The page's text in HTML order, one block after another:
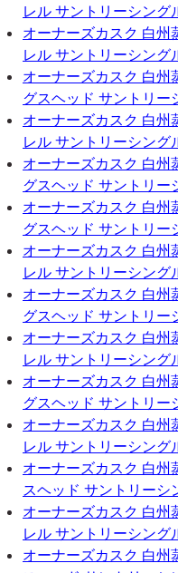
レル サントリーシング
オーナーズカスク 白州
レル サントリーシング
オーナーズカスク 白州
グスヘッド サントリー
オーナーズカスク 白州
レル サントリーシング
オーナーズカスク 白州
グスヘッド サントリー
オーナーズカスク 白州
グスヘッド サントリー
オーナーズカスク 白州
レル サントリーシング
オーナーズカスク 白州
グスヘッド サントリー
オーナーズカスク 白州
レル サントリーシング
オーナーズカスク 白州
グスヘッド サントリー
オーナーズカスク 白州
レル サントリーシング
オーナーズカスク 白州
スヘッド サントリーシ
オーナーズカスク 白州
レル サントリーシング
オーナーズカスク 白州